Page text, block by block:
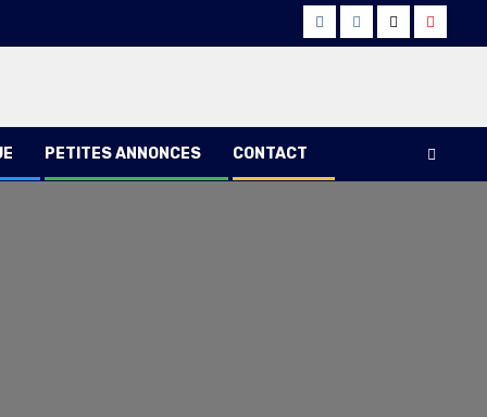
FacebookInstagram
Twitter
PETITES ANNONCES CONTACT